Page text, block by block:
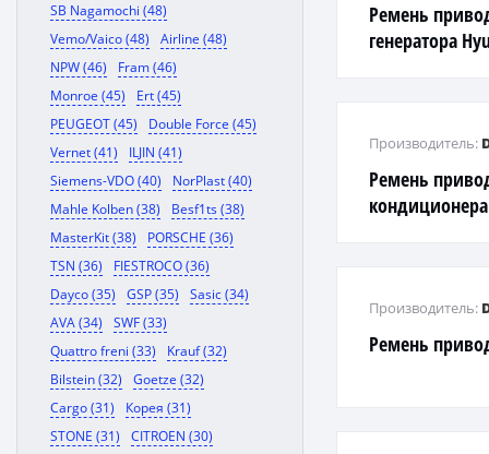
SB Nagamochi (48)
Vemo/Vaico (48)
Airline (48)
NPW (46)
Fram (46)
Monroe (45)
Ert (45)
PEUGEOT (45)
Double Force (45)
Vernet (41)
ILJIN (41)
Siemens-VDO (40)
NorPlast (40)
Mahle Kolben (38)
Besf1ts (38)
MasterKit (38)
PORSCHE (36)
TSN (36)
FIESTROCO (36)
Dayco (35)
GSP (35)
Sasic (34)
AVA (34)
SWF (33)
Quattro freni (33)
Krauf (32)
Bilstein (32)
Goetze (32)
Cargo (31)
Корея (31)
STONE (31)
CITROEN (30)
Ремень
генератора
Ремень
Производитель:
Ремень
Производитель: